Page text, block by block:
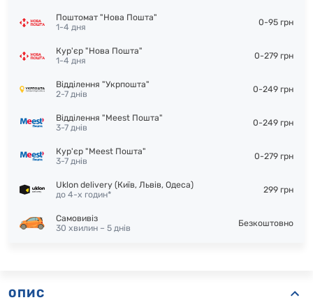
Поштомат "Нова Пошта"
1-4 дня
0-95 грн
Кур'єр "Нова Пошта"
1-4 дня
0-279 грн
Відділення "Укрпошта"
2-7 днів
0-249 грн
Відділення "Meest Пошта"
3-7 днів
0-249 грн
Кур'єр "Meest Пошта"
3-7 днів
0-279 грн
Uklon delivery (Київ, Львів, Одеса)
до 4-х годин*
299 грн
Самовивіз
30 хвилин – 5 днів
Безкоштовно
ОПИС